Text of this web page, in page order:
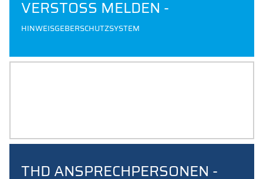
VERSTOSS MELDEN -
HINWEISGEBERSCHUTZSYSTEM
THD ANSPRECHPERSONEN -